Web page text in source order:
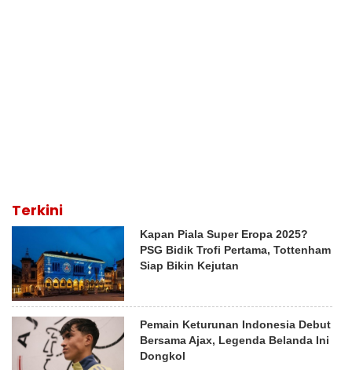
Terkini
Kapan Piala Super Eropa 2025?
PSG Bidik Trofi Pertama, Tottenham
Siap Bikin Kejutan
Pemain Keturunan Indonesia Debut
Bersama Ajax, Legenda Belanda Ini
Dongkol